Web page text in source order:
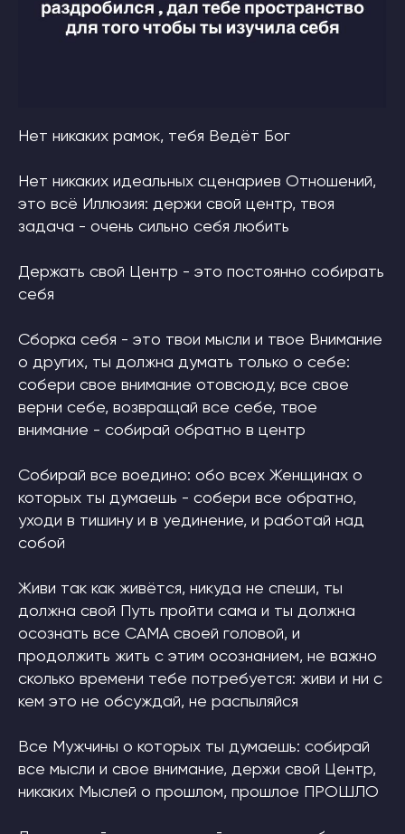
Нет никаких рамок, тебя Ведёт Бог
Нет никаких идеальных сценариев Отношений,
это всё Иллюзия: держи свой центр, твоя
задача - очень сильно себя любить
Держать свой Центр - это постоянно собирать
себя
Сборка себя - это твои мысли и твое Внимание
о других, ты должна думать только о себе:
собери свое внимание отовсюду, все свое
верни себе, возвращай все себе, твое
внимание - собирай обратно в центр
Собирай все воедино: обо всех Женщинах о
которых ты думаешь - собери все обратно,
уходи в тишину и в уединение, и работай над
собой
Живи так как живётся, никуда не спеши, ты
должна свой Путь пройти сама и ты должна
осознать все САМА своей головой, и
продолжить жить с этим осознанием, не важно
сколько времени тебе потребуется: живи и ни с
кем это не обсуждай, не распыляйся
Все Мужчины о которых ты думаешь: собирай
все мысли и свое внимание, держи свой Центр,
никаких Мыслей о прошлом, прошлое ПРОШЛО